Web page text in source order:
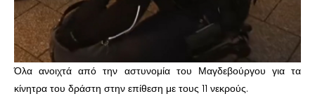
Όλα ανοιχτά από την αστυνομία του Μαγδεβούργου για τα
κίνητρα του δράστη στην επίθεση με τους 11 νεκρούς.